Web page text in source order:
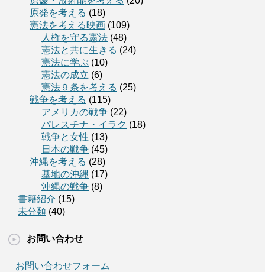
原発を考える (18)
憲法を考える映画 (109)
人権を守る憲法 (48)
憲法と共に生きる (24)
憲法に学ぶ (10)
憲法の成立 (6)
憲法９条を考える (25)
戦争を考える (115)
アメリカの戦争 (22)
パレスチナ・イラク (18)
戦争と女性 (13)
日本の戦争 (45)
沖縄を考える (28)
基地の沖縄 (17)
沖縄の戦争 (8)
書籍紹介 (15)
未分類 (40)
お問い合わせ
お問い合わせフォーム